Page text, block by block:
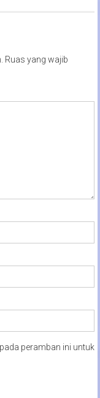
Ruas yang wajib
peramban ini untuk